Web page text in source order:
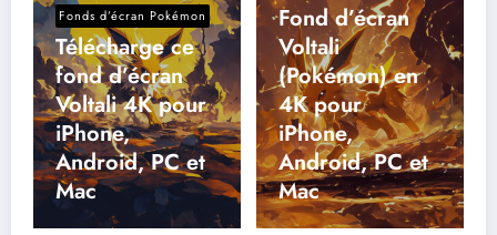
Fonds d’écran Pokémon
Télécharge ce
fond d’écran
Voltali 4K pour
iPhone,
Android, PC et
Mac
Fond d’écran
Voltali
(Pokémon) en
4K pour
iPhone,
Android, PC et
Mac